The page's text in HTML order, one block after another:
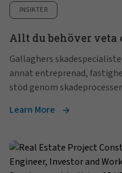
INSIKTER
Allt du behöver veta
Gallaghers
annat entreprenad,
stöd genom
Learn More